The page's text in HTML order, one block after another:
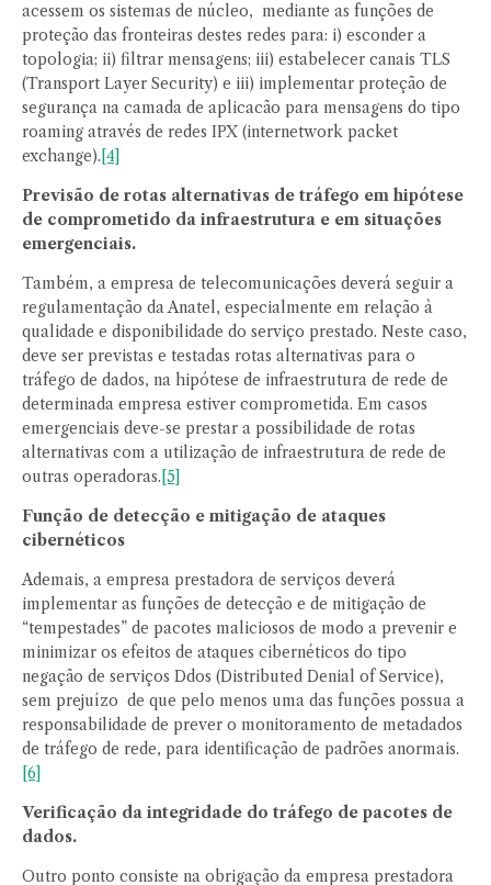
acessem os sistemas de núcleo, mediante as funções de
proteção das fronteiras destes redes para: i) esconder a
topologia; ii) filtrar mensagens; iii) estabelecer canais TLS
(Transport Layer Security) e iii) implementar proteção de
segurança na camada de aplicacão para mensagens do tipo
roaming através de redes IPX (internetwork packet
exchange). [4]
Previsão de rotas alternativas de tráfego em hipótese
de comprometido da infraestrutura e em situações
emergenciais.
Também, a empresa de telecomunicações deverá seguir a
regulamentação da Anatel, especialmente em relação à
qualidade e disponibilidade do serviço prestado. Neste caso,
deve ser previstas e testadas rotas alternativas para o
tráfego de dados, na hipótese de infraestrutura de rede de
determinada empresa estiver comprometida. Em casos
emergenciais deve-se prestar a possibilidade de rotas
alternativas com a utilização de infraestrutura de rede de
outras operadoras. [5]
Função de detecção e mitigação de ataques
cibernéticos
Ademais, a empresa prestadora de serviços deverá
implementar as funções de detecção e de mitigação de
“tempestades” de pacotes maliciosos de modo a prevenir e
minimizar os efeitos de ataques cibernéticos do tipo
negação de serviços Ddos (Distributed Denial of Service),
sem prejuízo de que pelo menos uma das funções possua a
responsabilidade de prever o monitoramento de metadados
de tráfego de rede, para identificação de padrões anormais.
[6]
Verificação da integridade do tráfego de pacotes de
dados.
Outro ponto consiste na obrigação da empresa prestadora